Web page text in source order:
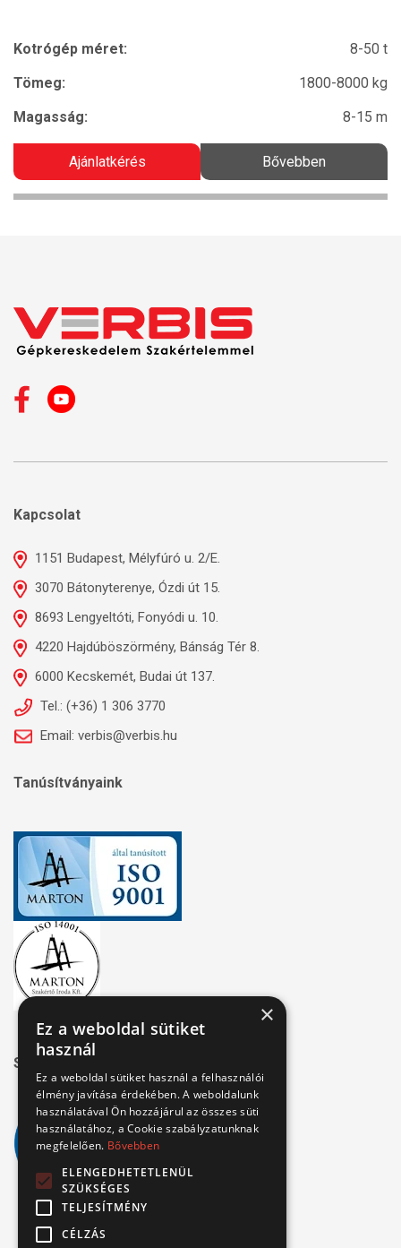
Kotrógép méret:
8-50 t
Tömeg:
1800-8000 kg
Magasság:
8-15 m
Ajánlatkérés Bővebben
Kapcsolat
1151 Budapest, Mélyfúró u. 2/E.
3070 Bátonyterenye, Ózdi út 15.
8693 Lengyeltóti, Fonyódi u. 10.
4220 Hajdúböszörmény, Bánság Tér 8.
6000 Kecskemét, Budai út 137.
Tel.: (+36) 1 306 3770
Email: verbis@verbis.hu
Tanúsítványaink
Széchenyi 2020
×
Ez a weboldal sütiket
használ
Ez a weboldal sütiket használ a felhasználói
élmény javítása érdekében. A weboldalunk
használatával Ön hozzájárul az összes süti
használatához, a Cookie szabályzatunknak
megfelelően. Bővebben
ELENGEDHETETLENÜL
SZÜKSÉGES
TELJESÍTMÉNY
CÉLZÁS